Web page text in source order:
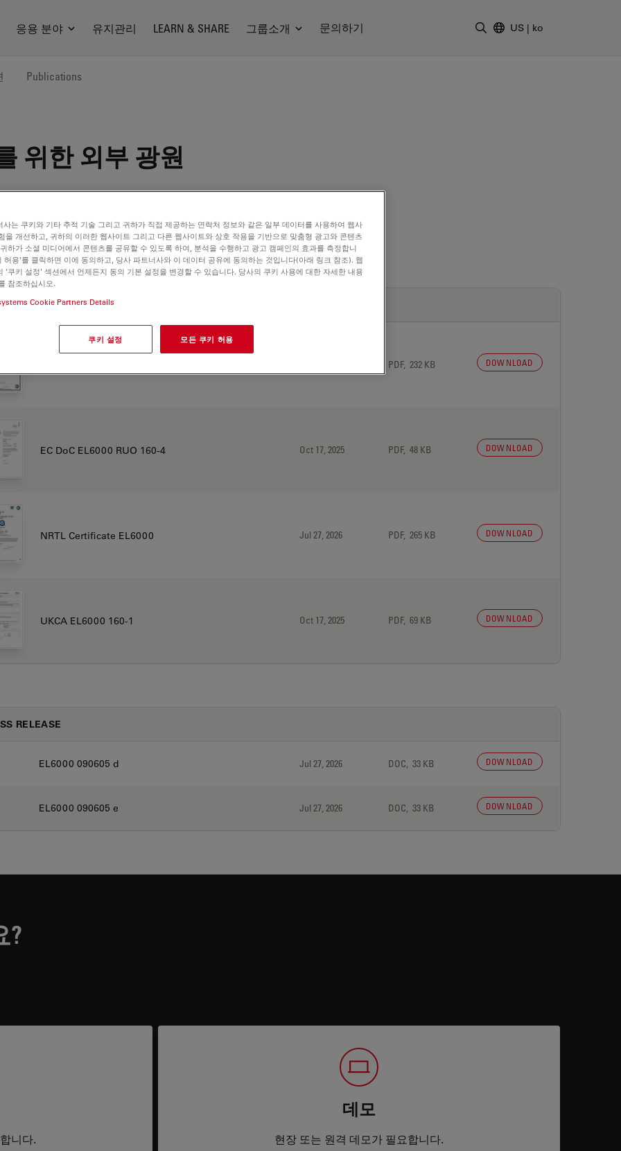
응용 분야 유지관리 LEARN & SHARE 그룹소개 문의하기 US | ko
Publications
위한 외부 광원
PDF, 232 KB DOWNLOAD
EC DoC EL6000 RUO 160-4 Oct 17, 2025 PDF, 48 KB DOWNLOAD
NRTL Certificate EL6000 Jul 27, 2026 PDF, 265 KB DOWNLOAD
UKCA EL6000 160-1 Oct 17, 2025 PDF, 69 KB DOWNLOAD
RELEASE
EL6000 090605 d Jul 27, 2026 DOC, 33 KB DOWNLOAD
EL6000 090605 e Jul 27, 2026 DOC, 33 KB DOWNLOAD
?
니다.
데모
현장 또는 원격 데모가 필요합니다.
사는 쿠키와 기타 추적 기술 그리고 귀하가 직접 제공하는 연락처 정보와 같은 일부 데이터를 사용하여 웹사
을 개선하고, 귀하의 이러한 웹사이트 그리고 다른 웹사이트와 상호 작용을 기반으로 맞춤형 광고와 콘텐츠
하가 소셜 미디어에서 콘텐츠를 공유할 수 있도록 하여, 분석을 수행하고 광고 캠페인의 효과를 측정합니
허용'를 클릭하면 이에 동의하고, 당사 파트너사와 이 데이터 공유에 동의하는 것입니다(아래 링크 참조). 웹
'쿠키 설정' 섹션에서 언제든지 동의 기본 설정을 변경할 수 있습니다. 당사의 쿠키 사용에 대한 자세한 내용
참조하십시오.
Cookie Partners Details
쿠키 설정 모든 쿠키 허용